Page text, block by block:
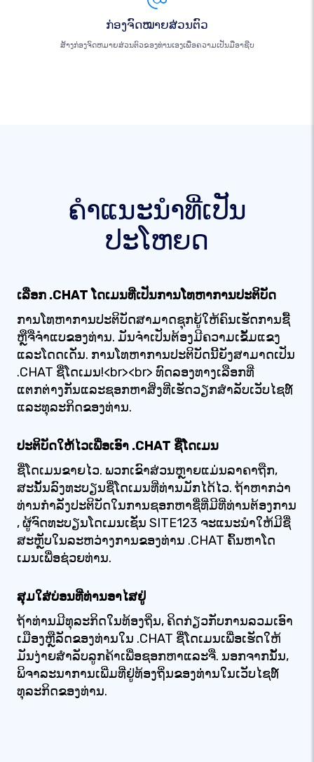
ກ່ອງຈົດໝາຍສ່ວນຕົວ
ສ້າງກ່ອງຈົດຫມາຍສ່ວນຕົວຂອງທ່ານເອງເພື່ອຄວາມເປັນມືອາຊີບ
ຄໍາແນະນໍາທີ່ເປັນ
ປະໂຫຍດ
ເລືອກ .CHAT ໂດເມນທີ່ເປັນການໂທຫາການປະຕິບັດ
ການໂທຫາການປະຕິບັດສາມາດຊຸກຍູ້ໃຫ້ຄົນເຮັດການຊື້
ຫຼືຈື່ຈໍາແບຂອງທ່ານ. ມັນຈໍາເປັນຕ້ອງມີຄວາມເຂັ້ມແຂງ
ແລະໂດດເດັ່ນ. ການໂທຫາການປະຕິບັດນີ້ຍັງສາມາດເປັນ
.CHAT ຊື່ໂດເມນ!<br><br> ທົດລອງທາງເລືອກທີ່
ແຕກຕ່າງກັນແລະຊອກຫາສິ່ງທີ່ເຮັດວຽກສໍາລັບເວັບໄຊທ໌
ແລະທຸລະກິດຂອງທ່ານ.
ປະຕິບັດໃຫ້ໄວເພື່ອເອົາ .CHAT ຊື່ໂດເມນ
ຊື່ໂດເມນຂາຍໄວ. ພວກເຂົາສ່ວນຫຼາຍແມ່ນລາຄາຖືກ,
ສະນັ້ນລົງທະບຽນຊື່ໂດເມນທີ່ທ່ານມັກໄດ້ໄວ. ຖ້າ​ຫາກ​ວ່າ​
ທ່ານ​ກໍາ​ລັງ​ປະ​ຕິ​ບັດ​ໃນ​ການ​ຊອກ​ຫາ​ຊື່​ທີ່​ມີ​ທີ່​ທ່ານ​ຕ້ອງ​ການ​
, ຜູ້​ຈົດ​ທະ​ບຽນ​ໂດ​ເມນ​ເຊັ່ນ SITE123 ຈະ​ແນະ​ນໍາ​ໃຫ້​ມີ​ຊື່​
ສະ​ຫຼັບ​ໃນ​ລະ​ຫວ່າງ​ການ​ຂອງ​ທ່ານ .CHAT ຄົ້ນຫາໂດ
ເມນເພື່ອຊ່ວຍທ່ານ.
ສຸມໃສ່ບ່ອນທີ່ທ່ານອາໄສຢູ່
ຖ້າທ່ານມີທຸລະກິດໃນທ້ອງຖິ່ນ, ຄິດກ່ຽວກັບການລວມເອົາ
ເມືອງຫຼືລັດຂອງທ່ານໃນ .CHAT ຊື່ໂດເມນເພື່ອເຮັດໃຫ້
ມັນງ່າຍສໍາລັບລູກຄ້າເພື່ອຊອກຫາແລະຈື່. ນອກຈາກນັ້ນ,
ພິຈາລະນາການເພີ່ມທີ່ຢູ່ທ້ອງຖິ່ນຂອງທ່ານໃນເວັບໄຊທ໌
ທຸລະກິດຂອງທ່ານ.